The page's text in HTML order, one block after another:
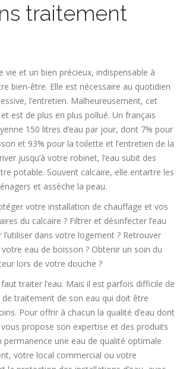
traitement
vie et un bien précieux, indispensable à
bien-être. Elle est nécessaire au quotidien
l’entretien. Malheureusement, cet
est de plus en plus pollué. Un français
150 litres d’eau par jour, dont 7% pour
et 93% pour la toilette et l’entretien de la
jusqu’à votre robinet, l’eau subit des
potable. Souvent calcaire, elle entartre les
et assèche la peau.
votre installation de chauffage et vos
du calcaire ? Filtrer et désinfecter l’eau
dans votre logement ? Retrouver
eau de boisson ? Obtenir un soin du
lors de votre douche ?
traiter l’eau. Mais il est parfois difficile de
traitement de son eau qui doit être
Pour offrir à chacun la qualité d’eau dont
propose son expertise et des produits
permanence une eau de qualité optimale
votre local commercial ou votre